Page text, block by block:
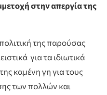
στην απεργία της
της παρούσας
για τα ιδιωτικά
καμένη γη για τους
των πολλών και